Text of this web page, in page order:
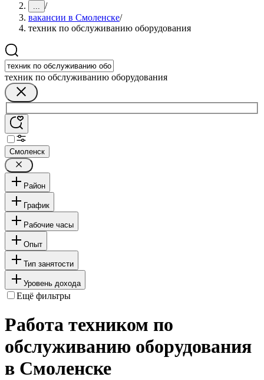
... /
вакансии в Смоленске/
техник по обслуживанию оборудования
техник по обслуживанию оборудования
Смоленск
Район
График
Рабочие часы
Опыт
Тип занятости
Уровень дохода
Ещё фильтры
Работа техником по
обслуживанию оборудования
в Смоленске